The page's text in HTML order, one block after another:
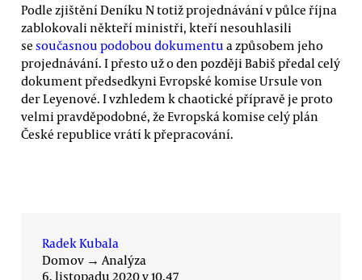
Podle zjištění Deníku N totiž projednávání v půlce října
zablokovali někteří ministři, kteří nesouhlasili
se současnou podobou dokumentu a způsobem jeho
projednávání. I přesto už o den později Babiš předal celý
dokument předsedkyni Evropské komise Ursule von
der Leyenové. I vzhledem k chaotické přípravě je proto
velmi pravděpodobné, že Evropská komise celý plán
České republice vrátí k přepracování.
Radek Kubala
Domov → Analýza
6. listopadu 2020 v 10.47